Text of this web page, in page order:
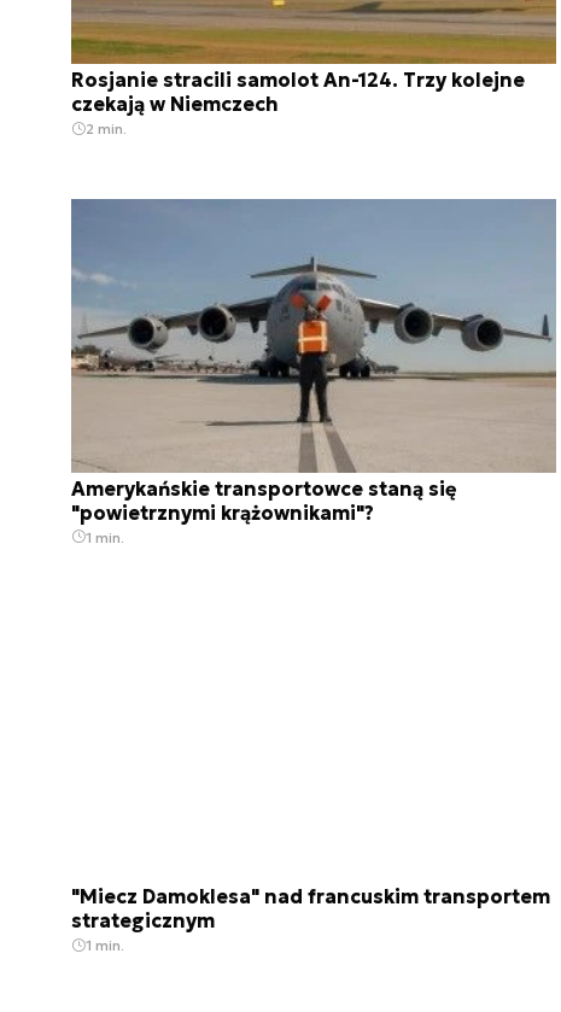
Rosjanie stracili samolot An-124. Trzy kolejne
czekają w Niemczech
2 min.
Amerykańskie transportowce staną się
"powietrznymi krążownikami"?
1 min.
"Miecz Damoklesa" nad francuskim transportem
strategicznym
1 min.